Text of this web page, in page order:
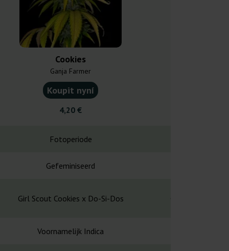
Cookies
Ganja Farmer
Koupit nyní
4,20 €
Fotoperiode
Gefeminiseerd
Girl Scout Cookies x Do-Si-Dos
Voornamelijk Indica